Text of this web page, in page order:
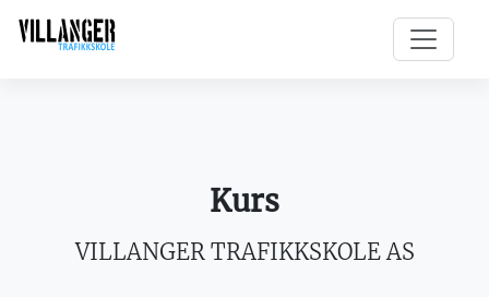
Kurs
VILLANGER TRAFIKKSKOLE AS